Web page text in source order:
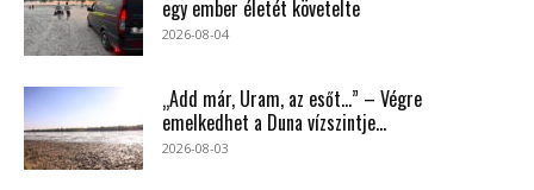
egy ember életét követelte
2026-08-04
„Add már, Uram, az esőt…” – Végre
emelkedhet a Duna vízszintje...
2026-08-03